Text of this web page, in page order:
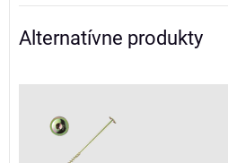
Alternatívne produkty